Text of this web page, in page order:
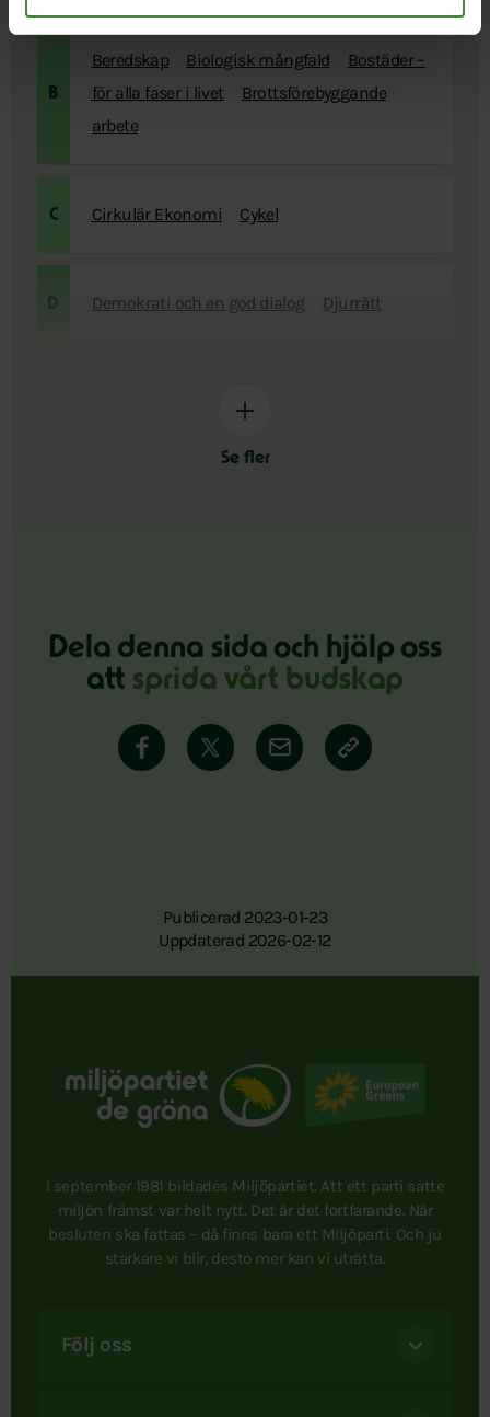
B
Beredskap Biologisk mångfald
Bostäder –
för alla faser i livet
Brottsförebyggande
arbete
C Cirkulär Ekonomi Cykel
D Demokrati och en god dialog Djurrätt
Se fler
Dela denna sida och hjälp oss
att sprida vårt budskap
Publicerad 2023-01-23
Uppdaterad 2026-02-12
I september 1981 bildades Miljöpartiet. Att ett parti satte
miljön främst var helt nytt. Det är det fortfarande. När
besluten ska fattas – då finns bara ett Miljöparti. Och ju
starkare vi blir, desto mer kan vi uträtta.
Följ oss